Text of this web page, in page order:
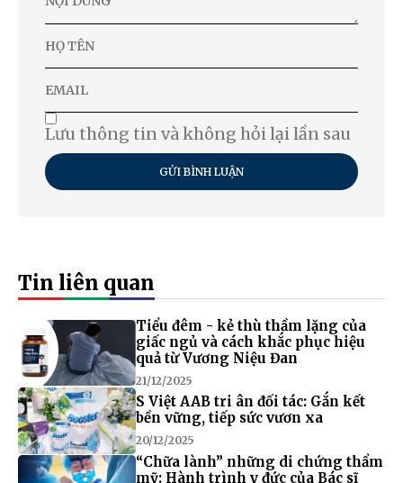
Lưu thông tin và không hỏi lại lần sau
GỬI BÌNH LUẬN
Tin liên quan
Tiểu đêm - kẻ thù thầm lặng của
giấc ngủ và cách khắc phục hiệu
quả từ Vương Niệu Đan
21/12/2025
S Việt AAB tri ân đối tác: Gắn kết
bền vững, tiếp sức vươn xa
20/12/2025
“Chữa lành” những di chứng thẩm
mỹ: Hành trình y đức của Bác sĩ